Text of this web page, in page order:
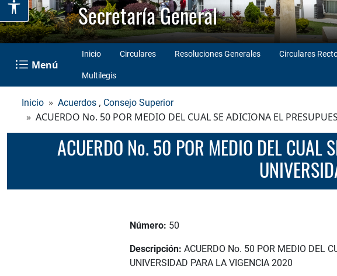
Secretaría General
Menú
Inicio Circulares Resoluciones Generales Circulares
Multilegis
Inicio Acuerdos , Consejo Superior
ACUERDO No. 50 POR MEDIO DEL CUAL SE ADICIONA EL
ACUERDO No. 50 POR MEDIO DEL CUAL SE ADICIONA EL PRESUPUESTO DE RENTAS Y GASTOS DE LA
Número: 50
Descripción: ACUERDO No. 50 POR MEDIO DEL
UNIVERSIDAD PARA LA VIGENCIA 2020